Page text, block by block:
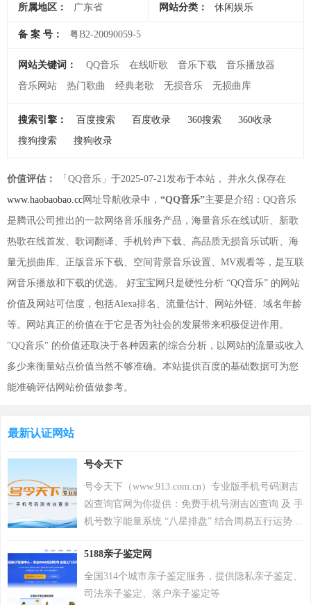
所属地区： 广东省 网站分类： 休闲娱乐
备 案 号： 粤B2-20090059-5
网站关键词： QQ音乐 在线听歌 音乐下载
音乐播放器
音乐网站
热门歌曲 经典老歌 无损音乐 无损曲库
搜索引擎： 百度搜索 百度收录 360搜索
360收录
搜狗搜索
搜狗收录
价值评估：
「QQ音乐」于2025-07-21发布于本站， 并永久保存在
www.haobaobao.cc网址导航收录中， “QQ音乐”主要是介绍：QQ音乐
是腾讯公司推出的一款网络音乐服务产品，海量音乐在线试听、新歌
热歌在线首发、歌词翻译、手机铃声下载、高品质无损音乐试听、海
量无损曲库、正版音乐下载、空间背景音乐设置、MV观看等，是互联
网音乐播放和下载的优选。 好宝宝网只是硬性分析 “QQ音乐” 的网站
价值及网站可信度，包括Alexa排名、流量估计、网站外链、域名年龄
等。网站真正的价值在于它是否为社会的发展带来积极促进作用。
"QQ音乐" 的价值还取决于各种因素的综合分析，以网站的流量或收入
多少来衡量站点价值当然不够准确。本站提供百度的基础数据可为您
能准确评估网站价值做参考。
最新认证网站
号令天下
号令天下（www.913.com.cn）专业版手机号码测吉
凶查询官网为你提供：免费手机号测吉凶查询 及 手
机号数字能量系统 “八星排盘” 结合周易五行运势来
下官网手机号码测吉凶查询系统，专业最新版、超
准，靠谱！
5188亲子鉴定网
全国314个城市亲子鉴定服务，提供隐私亲子鉴定、
司法亲子鉴定、落户亲子鉴定等